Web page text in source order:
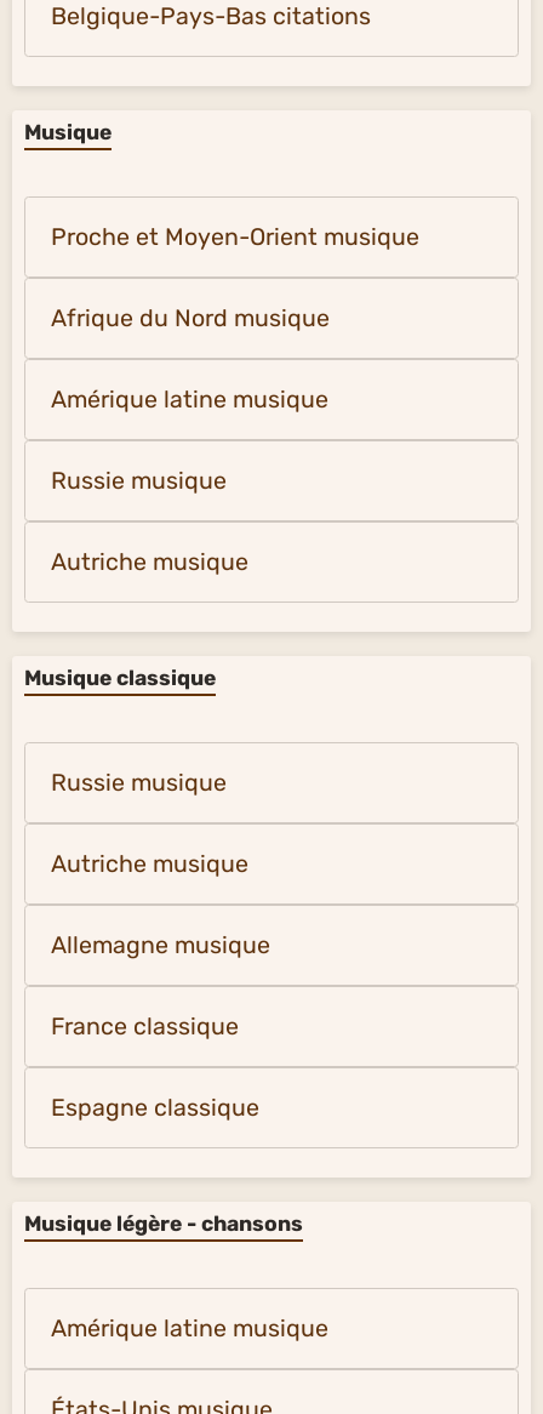
Belgique-Pays-Bas citations
Musique
Proche et Moyen-Orient musique
Afrique du Nord musique
Amérique latine musique
Russie musique
Autriche musique
Musique classique
Russie musique
Autriche musique
Allemagne musique
France classique
Espagne classique
Musique légère - chansons
Amérique latine musique